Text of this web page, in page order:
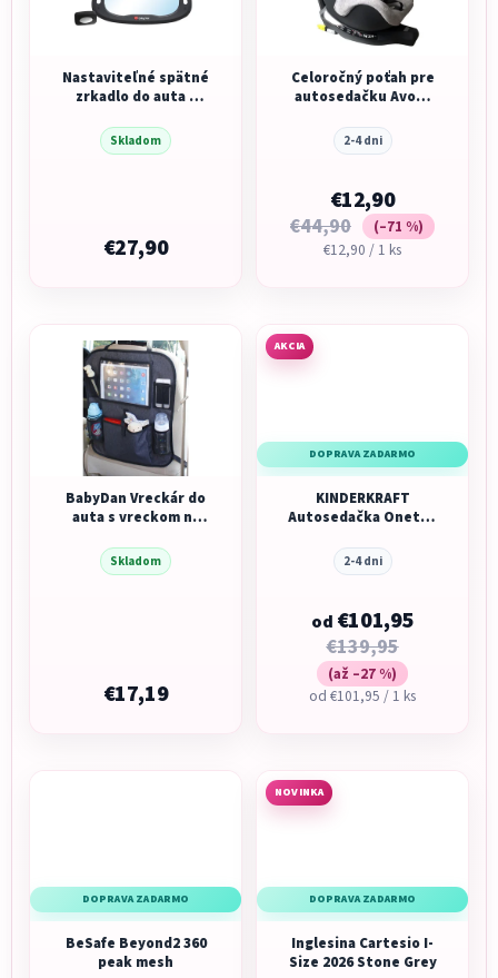
Nastaviteľné spätné
zrkadlo do auta s
Skladom
€27,90
Celoročný poťah pre
autosedačku Avova
grey
2-4 dni
€12,90
€44,90
(–71 %)
Jednotková
€12,90 / 1 ks
BabyDan Vreckár do
auta s vreckom na
Skladom
€17,19
AKCIA
DOPRAVA ZADARMO
KINDERKRAFT
Autosedačka Oneto3
Isofix
2-4 dni
od €101,95
€139,95
(až –27 %)
Jednotková
od €101,95 / 1 ks
DOPRAVA ZADARMO
BeSafe Beyond2 360
peak mesh
NOVINKA
DOPRAVA ZADARMO
Inglesina Cartesio I-
Size 2026 Stone Grey